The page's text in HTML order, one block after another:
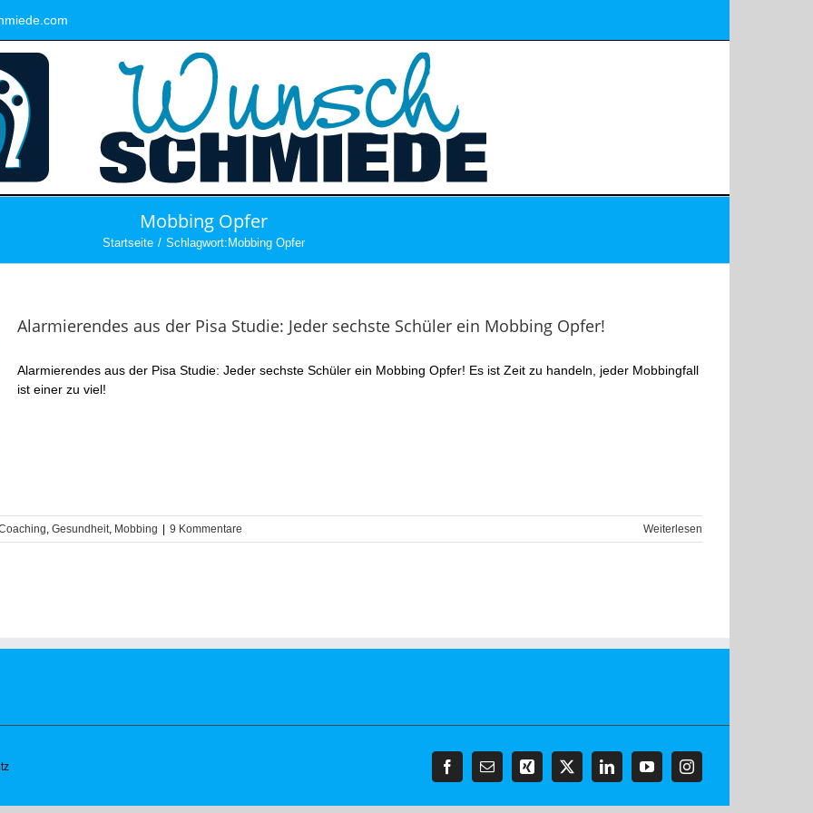
Mobbing Opfer
Startseite Schlagwort:Mobbing Opfer
Alarmierendes aus der Pisa Studie: Jeder sechste Schüler ein Mobbing Opfer!
Alarmierendes aus der Pisa Studie: Jeder sechste Schüler ein Mobbing Opfer! Es ist Zeit zu handeln, jeder Mobbingfall
ist einer zu viel!
, Gesundheit, Mobbing 9 Kommentare Weiterlesen
Facebook
E-
Mail
Xing X LinkedInYouTubeInstagram